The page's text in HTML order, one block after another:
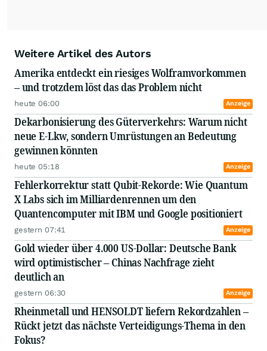
Weitere Artikel des Autors
Amerika entdeckt ein riesiges Wolframvorkommen
– und trotzdem löst das das Problem nicht
heute 06:00 Anzeige
Dekarbonisierung des Güterverkehrs: Warum nicht
neue E-Lkw, sondern Umrüstungen an Bedeutung
gewinnen könnten
heute 05:18 Anzeige
Fehlerkorrektur statt Qubit-Rekorde: Wie Quantum
X Labs sich im Milliardenrennen um den
Quantencomputer mit IBM und Google positioniert
gestern 07:41 Anzeige
Gold wieder über 4.000 US-Dollar: Deutsche Bank
wird optimistischer – Chinas Nachfrage zieht
deutlich an
gestern 06:30 Anzeige
Rheinmetall und HENSOLDT liefern Rekordzahlen –
Rückt jetzt das nächste Verteidigungs-Thema in den
Fokus?